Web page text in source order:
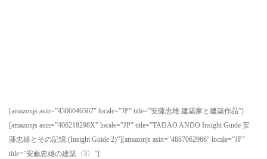
[amazonjs asin=”4306046567″ locale=”JP” title=”安藤忠雄 建築家と建築作品”]
[amazonjs asin=”406218298X” locale=”JP” title=”TADAO ANDO Insight Guide 安
藤忠雄とその記憶 (Insight Guide 2)”][amazonjs asin=”4887062966″ locale=”JP”
title=”安藤忠雄の建築〈3〉”]